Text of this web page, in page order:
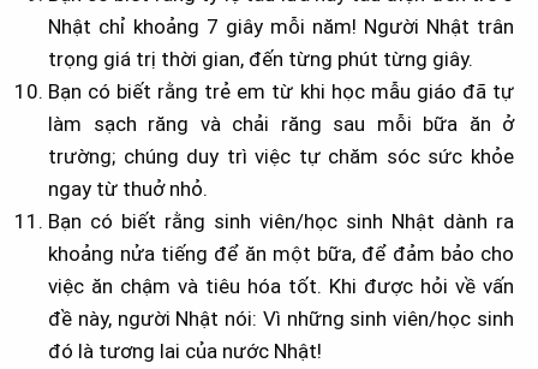
Nhật chỉ khoảng 7 giây mỗi năm! Người Nhật trân
trọng giá trị thời gian, đến từng phút từng giây.
Bạn có biết rằng trẻ em từ khi học mẫu giáo đã tự
làm sạch răng và chải răng sau mỗi bữa ăn ở
trường; chúng duy trì việc tự chăm sóc sức khỏe
ngay từ thuở nhỏ.
Bạn có biết rằng sinh viên/học sinh Nhật dành ra
khoảng nửa tiếng để ăn một bữa, để đảm bảo cho
việc ăn chậm và tiêu hóa tốt. Khi được hỏi về vấn
đề này, người Nhật nói: Vì những sinh viên/học sinh
đó là tương lai của nước Nhật!